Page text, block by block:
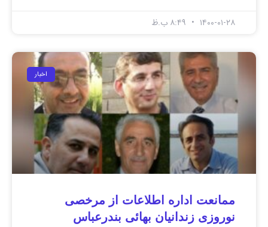
۱۴۰۰-۰۱-۲۸
اخبار
ممانعت اداره اطلاعات از مرخصی
نوروزی زندانیان بهائی بندرعباس